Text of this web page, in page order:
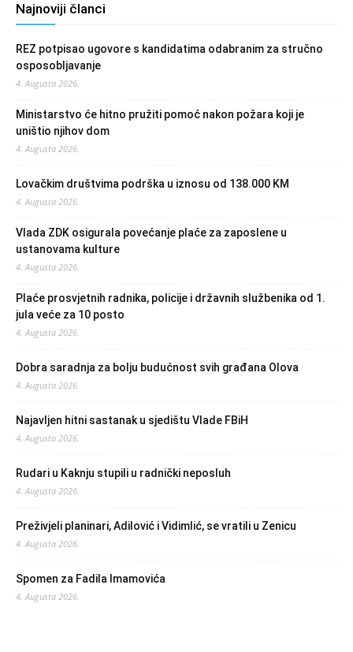
Najnoviji članci
REZ potpisao ugovore s kandidatima odabranim za stručno
osposobljavanje
4. Augusta 2026.
Ministarstvo će hitno pružiti pomoć nakon požara koji je
uništio njihov dom
4. Augusta 2026.
Lovačkim društvima podrška u iznosu od 138.000 KM
4. Augusta 2026.
Vlada ZDK osigurala povećanje plaće za zaposlene u
ustanovama kulture
4. Augusta 2026.
Plaće prosvjetnih radnika, policije i državnih službenika od 1.
jula veće za 10 posto
4. Augusta 2026.
Dobra saradnja za bolju budućnost svih građana Olova
4. Augusta 2026.
Najavljen hitni sastanak u sjedištu Vlade FBiH
4. Augusta 2026.
Rudari u Kaknju stupili u radnički neposluh
4. Augusta 2026.
Preživjeli planinari, Adilović i Vidimlić, se vratili u Zenicu
4. Augusta 2026.
Spomen za Fadila Imamovića
4. Augusta 2026.